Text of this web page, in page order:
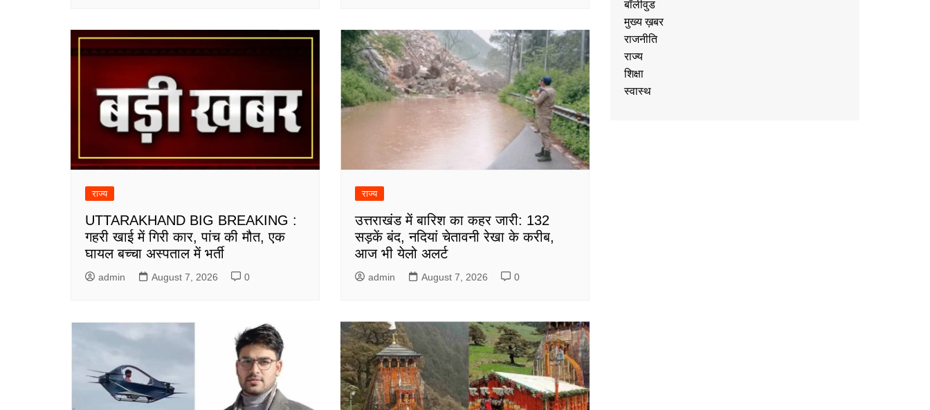
राज्य
UTTARAKHAND BIG BREAKING :
गहरी खाई में गिरी कार, पांच की मौत, एक
घायल बच्चा अस्पताल में भर्ती
admin August 7, 2026 0
राज्य
उत्तराखंड में बारिश का कहर जारी: 132
सड़कें बंद, नदियां चेतावनी रेखा के करीब,
आज भी येलो अलर्ट
admin August 7, 2026 0
बॉलीवुड
मुख्य ख़बर
राजनीति
राज्य
शिक्षा
स्वास्थ